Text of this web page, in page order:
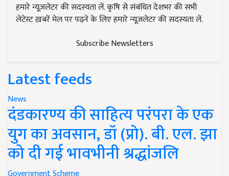
हमारे न्यूज़लेटर की सदस्यता लें. कृषि से संबंधित देशभर की सभी
लेटेस्ट ख़बरें मेल पर पढ़ने के लिए हमारे न्यूज़लेटर की सदस्यता लें.
Subscribe Newsletters
Latest feeds
News
दंडकारण्य की साहित्य परंपरा के एक
युग का अवसान, डॉ (प्रो). बी. एल. झा
को दी गई भावभीनी श्रद्धांजलि